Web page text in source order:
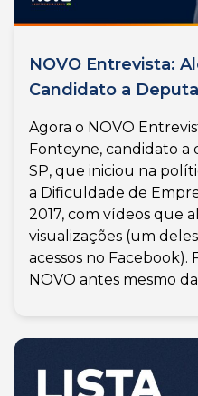
NOVO Entrevista:
Candidato a
Agora o NOVO
Fonteyne, candidato
SP, que iniciou na
a Dificuldade de
2017, com vídeos que
visualizações (um
acessos no Facebook).
NOVO antes mesmo da